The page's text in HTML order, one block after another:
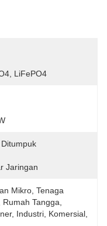
LiFePO4
Jaringan
Mikro, Tenaga
Tangga,
Industri, Komersial,